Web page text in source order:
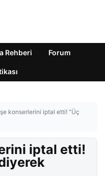
Rehberi Forum
konserlerini iptal etti! “Üç
iptal etti!